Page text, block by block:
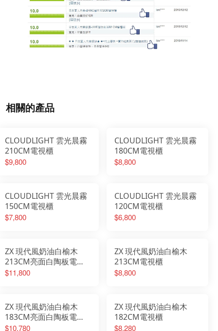
相關的產品
CLOUDLIGHT 雲光晨霧
210CM電視櫃
$9,800
CLOUDLIGHT 雲光晨霧
180CM電視櫃
$8,800
CLOUDLIGHT 雲光晨霧
150CM電視櫃
$7,800
CLOUDLIGHT 雲光晨霧
120CM電視櫃
$6,800
ZX 現代風奶油白榆木
213CM亮面白陶板電視
櫃
$11,800
ZX 現代風奶油白榆木
213CM電視櫃
$8,800
ZX 現代風奶油白榆木
183CM亮面白陶板電視
櫃
$10,780
ZX 現代風奶油白榆木
182CM電視櫃
$8,280